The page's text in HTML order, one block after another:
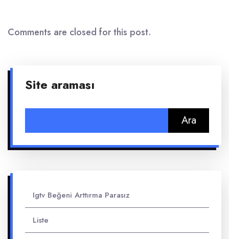
Comments are closed for this post.
Site araması
Igtv Beğeni Arttırma Parasız
Liste